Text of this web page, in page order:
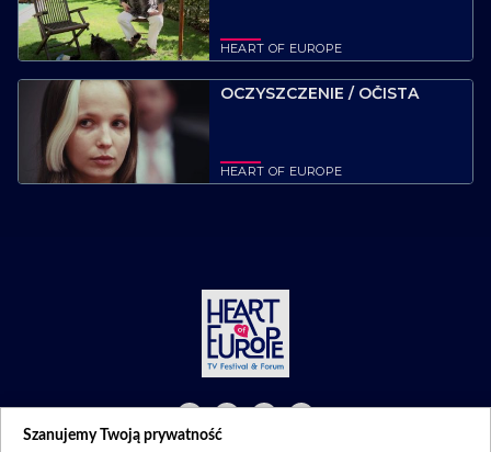
HEART OF EUROPE
OCZYSZCZENIE / OČISTA
HEART OF EUROPE
Szanujemy Twoją prywatność